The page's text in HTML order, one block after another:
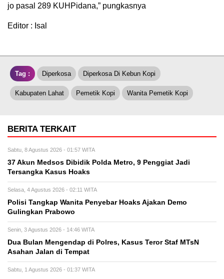
jo pasal 289 KUHPidana,” pungkasnya
Editor : Isal
Tag : Diperkosa Diperkosa Di Kebun Kopi
Kabupaten Lahat Pemetik Kopi Wanita Pemetik Kopi
BERITA TERKAIT
Sabtu, 8 Agustus 2026 - 01:57 WITA
37 Akun Medsos Dibidik Polda Metro, 9 Penggiat Jadi
Tersangka Kasus Hoaks
Selasa, 4 Agustus 2026 - 02:11 WITA
Polisi Tangkap Wanita Penyebar Hoaks Ajakan Demo
Gulingkan Prabowo
Senin, 3 Agustus 2026 - 14:46 WITA
Dua Bulan Mengendap di Polres, Kasus Teror Staf MTsN
Asahan Jalan di Tempat
Sabtu, 1 Agustus 2026 - 01:37 WITA